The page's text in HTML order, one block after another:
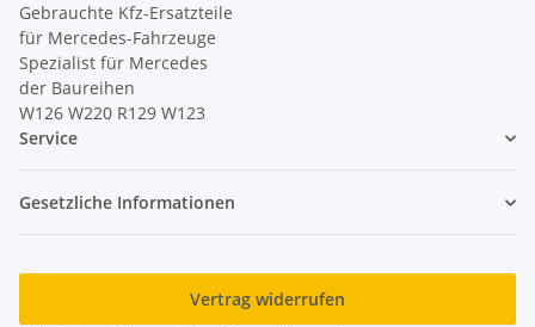
Gebrauchte Kfz-Ersatzteile
für Mercedes-Fahrzeuge
Spezialist für Mercedes
der Baureihen
W126 W220 R129 W123
Service
Gesetzliche Informationen
Vertrag widerrufen